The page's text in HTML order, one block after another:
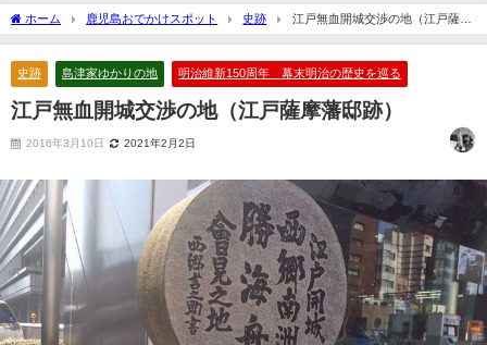
ホーム 鹿児島おでかけスポット 史跡
江戸無血開城交渉の地（江戸薩摩
藩邸跡）
史跡 島津家ゆかりの地 明治維新150周年 幕末明治の歴史を巡る
江戸無血開城交渉の地（江戸薩摩藩邸跡）
2016年3月10日 2021年2月2日